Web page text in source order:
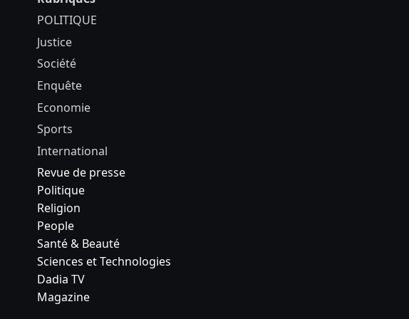
POLITIQUE
Justice
Société
Enquête
Economie
Sports
International
Revue de presse
Politique
Religion
People
Santé & Beauté
Sciences et Technologies
Dadia TV
Magazine